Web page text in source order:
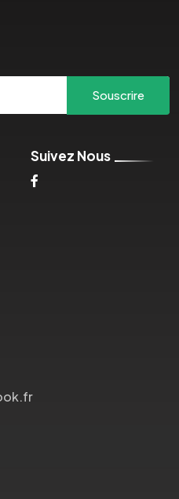
Souscrire
Suivez Nous